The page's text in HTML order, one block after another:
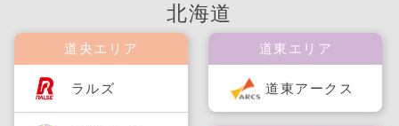
北海道
道央エリア
ラルズ
道東エリア
道東アークス